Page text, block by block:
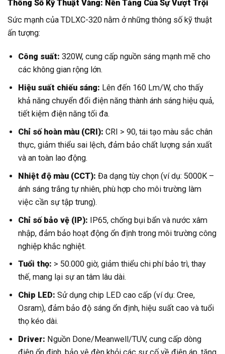
Thông Số Kỹ Thuật Vàng: Nền Tảng Của Sự Vượt Trội
Sức mạnh của TDLXC-320 nằm ở những thông số kỹ thuật
ấn tượng:
Công suất: 320W, cung cấp nguồn sáng mạnh mẽ cho
các không gian rộng lớn.
Hiệu suất chiếu sáng: Lên đến 160 Lm/W, cho thấy
khả năng chuyển đổi điện năng thành ánh sáng hiệu quả,
tiết kiệm điện năng tối đa.
Chỉ số hoàn màu (CRI): CRI > 90, tái tạo màu sắc chân
thực, giảm thiểu sai lệch, đảm bảo chất lượng sản xuất
và an toàn lao động.
Nhiệt độ màu (CCT): Đa dạng tùy chọn (ví dụ: 5000K –
ánh sáng trắng tự nhiên, phù hợp cho môi trường làm
việc cần sự tập trung).
Chỉ số bảo vệ (IP): IP65, chống bụi bẩn và nước xâm
nhập, đảm bảo hoạt động ổn định trong môi trường công
nghiệp khắc nghiệt.
Tuổi thọ: > 50.000 giờ, giảm thiểu chi phí bảo trì, thay
thế, mang lại sự an tâm lâu dài.
Chip LED: Sử dụng chip LED cao cấp (ví dụ: Cree,
Osram), đảm bảo độ sáng ổn định, hiệu suất cao và tuổi
thọ kéo dài.
Driver: Nguồn Done/Meanwell/TUV, cung cấp dòng